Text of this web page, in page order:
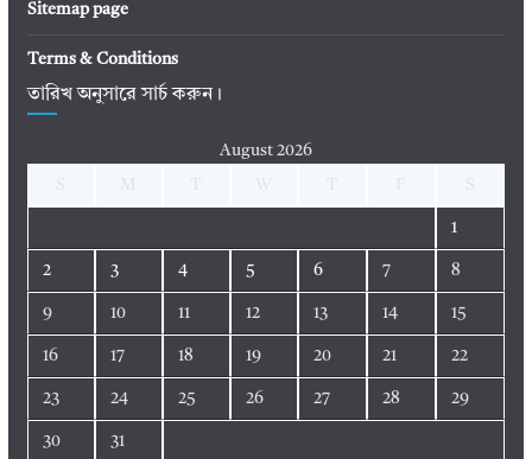
Sitemap page
Terms & Conditions
তারিখ অনুসারে সার্চ করুন।
August 2026
1
2 3 4 5 6 7 8
9 10 11 12 13 14 15
16 17 18 19 20 21 22
23 24 25 26 27 28 29
30 31